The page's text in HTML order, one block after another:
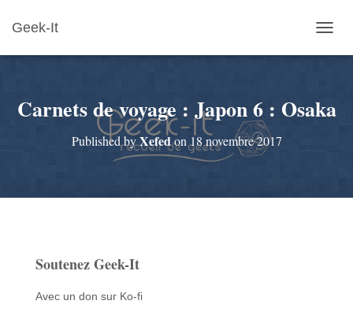
Geek-It
U
R
Carnets de voyage : Japon 6 : Osaka
Published byXefedon 18 novembre 2017
Soutenez Geek-It
Avec un don sur Ko-fi